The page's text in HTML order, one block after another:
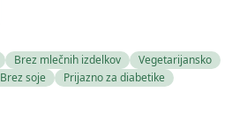
Brez mlečnih izdelkov
Vegetarijansko
Brez soje
Prijazno za diabetike